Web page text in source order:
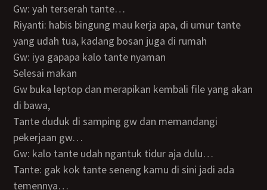
Gw: yah terserah tante…
Riyanti: habis bingung mau kerja apa, di umur tante
yang udah tua, kadang bosan juga di rumah
Gw: iya gapapa kalo tante nyaman
Selesai makan
Gw buka leptop dan merapikan kembali file yang akan
di bawa,
Tante duduk di samping gw dan memandangi
pekerjaan gw…
Gw: kalo tante udah ngantuk tidur aja dulu…
Tante: gak kok tante seneng kamu di sini jadi ada
temennya…